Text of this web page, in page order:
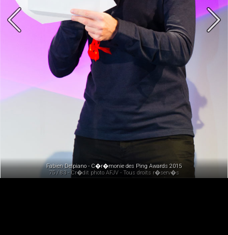
Fabien Delpiano - C�r�monie des Ping Awards 2015
75 / 83 - Cr�dit photo AFJV - Tous droits r�serv�s